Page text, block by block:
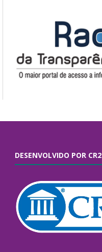
DESENVOLVIDO POR CR2